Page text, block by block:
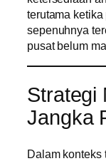
terutama
sepenuhnya
pusat belum
Strategi
Jangka
Dalam konteks